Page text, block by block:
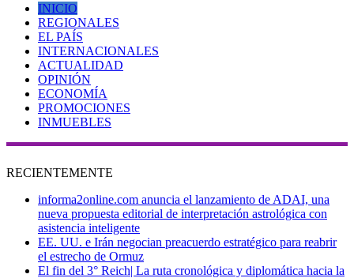
INICIO
REGIONALES
EL PAÍS
INTERNACIONALES
ACTUALIDAD
OPINIÓN
ECONOMÍA
PROMOCIONES
INMUEBLES
RECIENTEMENTE
informa2online.com anuncia el lanzamiento de ADAI, una
nueva propuesta editorial de interpretación astrológica con
asistencia inteligente
EE. UU. e Irán negocian preacuerdo estratégico para reabrir
el estrecho de Ormuz
El fin del 3° Reich| La ruta cronológica y diplomática hacia la